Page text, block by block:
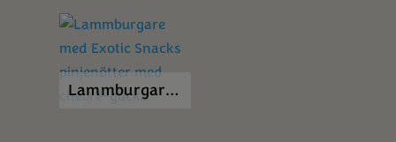
Lammburgare med Exotic Snacks pinjenötter med chevré-gucka